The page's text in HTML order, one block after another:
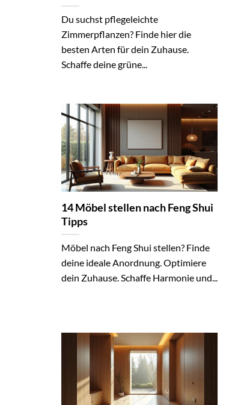
Du suchst pflegeleichte
Zimmerpflanzen? Finde hier die
besten Arten für dein Zuhause.
Schaffe deine grüne...
14 Möbel stellen nach Feng Shui
Tipps
Möbel nach Feng Shui stellen? Finde
deine ideale Anordnung. Optimiere
dein Zuhause. Schaffe Harmonie und...